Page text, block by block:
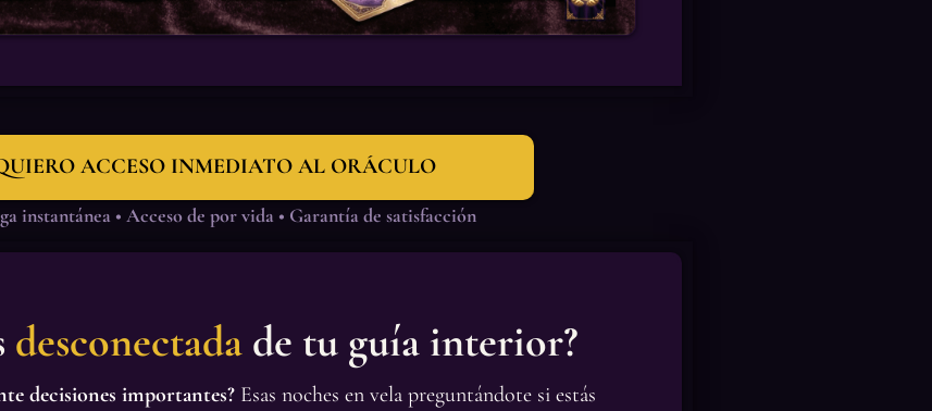
ACCESO INMEDIATO AL ORÁCULO
instantánea • Acceso de por vida • Garantía de satisfacción
desconectadade tu guía interior?
decisiones importantes? Esas noches en vela preguntándote si estás